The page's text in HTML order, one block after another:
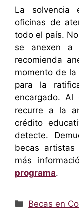
La solvencia
oficinas de
todo el país.
se anexen
recomienda
momento de
para la
encargado. Al
recurre a la
crédito
detecte.
becas artistas
más
programa.
Categorías
Becas en